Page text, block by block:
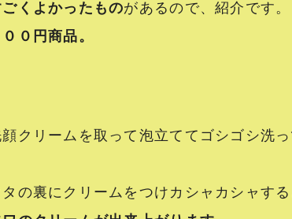
くよかったものがあるので、紹介です。
０円商品。
クリームを取って泡立ててゴシゴシ洗っ
の裏にクリームをつけカシャカシャする